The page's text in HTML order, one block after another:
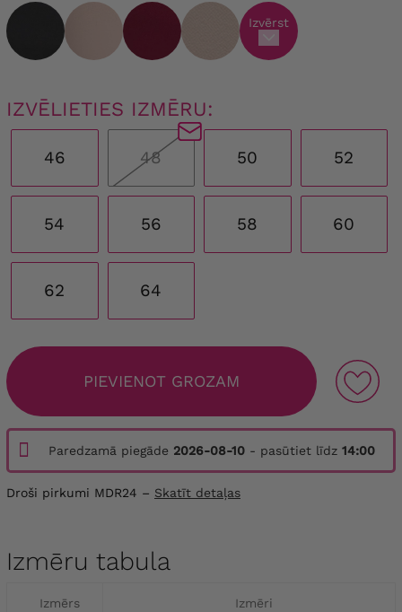
Izvērst
IZVĒLIETIES IZMĒRU:
46 48 50 52
54 56 58 60
62 64
PIEVIENOT GROZAM
Paredzamā piegāde 2026-08-10 - pasūtiet līdz 14:00
Droši pirkumi MDR24 – Skatīt detaļas
Izmēru tabula
Izmērs Izmēri